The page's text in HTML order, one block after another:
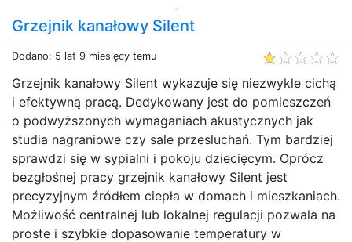
Grzejnik kanałowy Silent
Dodano: 5 lat 9 miesięcy temu
Grzejnik kanałowy Silent wykazuje się niezwykle cichą
i efektywną pracą. Dedykowany jest do pomieszczeń
o podwyższonych wymaganiach akustycznych jak
studia nagraniowe czy sale przesłuchań. Tym bardziej
sprawdzi się w sypialni i pokoju dziecięcym. Oprócz
bezgłośnej pracy grzejnik kanałowy Silent jest
precyzyjnym źródłem ciepła w domach i mieszkaniach.
Możliwość centralnej lub lokalnej regulacji pozwala na
proste i szybkie dopasowanie temperatury w